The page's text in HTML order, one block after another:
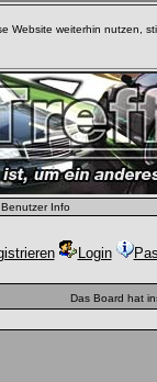
Website weiterhin nutzen,
Benutzer Info
Login
Das Board hat